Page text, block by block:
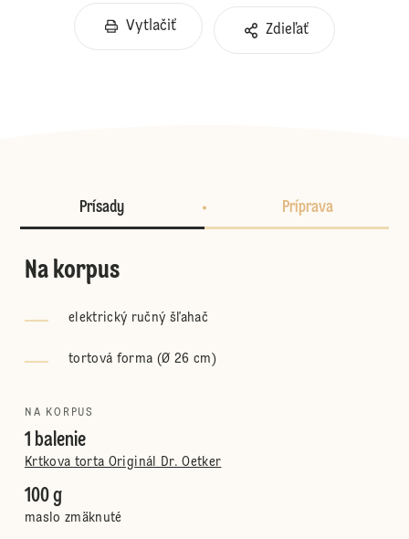
Vytlačiť Zdieľať
Prísady Príprava
Na korpus
elektrický ručný šľahač
tortová forma (Ø 26 cm)
NA KORPUS
1 balenie
Krtkova torta Originál Dr. Oetker
100 g
maslo zmäknuté